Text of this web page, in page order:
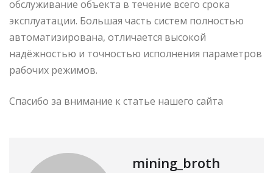
обслуживание объекта в течение всего срока
эксплуатации. Большая часть систем полностью
автоматизирована, отличается высокой
надёжностью и точностью исполнения параметров
рабочих режимов.
Спасибо за внимание к статье нашего сайта
mining_broth